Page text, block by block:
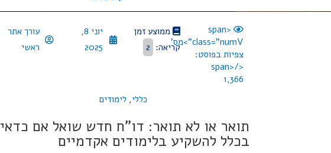
<span
class="numV">מס'
צפיות בפוסט:
</span>
1,366
ממוצע זמן
קריאה: 2
יוני 8,
2025
עורך אתר
ראשי
כללי, לימודים
תואר או לא תואר: דו"ח חדש שואל אם כדאי
בכלל להשקיע בלימודים אקדמיים